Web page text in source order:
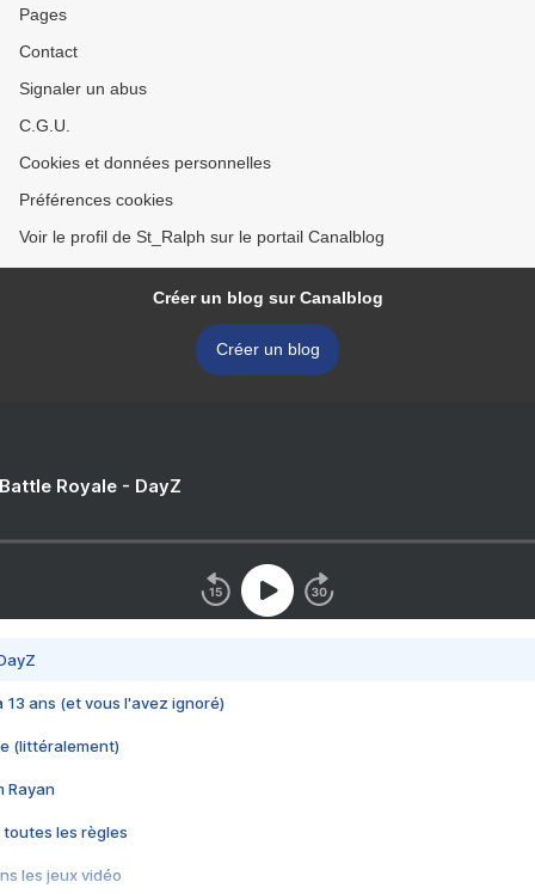
Pages
Contact
Signaler un abus
C.G.U.
Cookies et données personnelles
Préférences cookies
Voir le profil de St_Ralph sur le portail Canalblog
Créer un blog sur Canalblog
Créer un blog
Royale - DayZ
13 ans (et vous l'avez ignoré)
(littéralement)
Rayan
toutes les règles
les jeux vidéo